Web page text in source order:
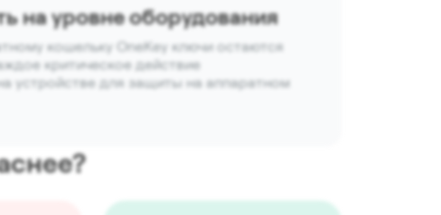
на уровне оборудования
кошельку OneKey ключи остаются
критическое действие
устройстве для защиты на аппаратном